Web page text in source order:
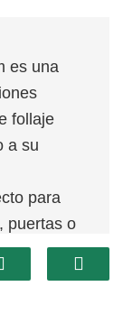
es una
follaje
a su
para
puertas o